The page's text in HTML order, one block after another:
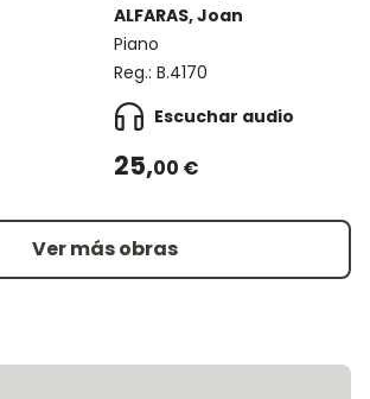
ALFARAS, Joan
Piano
Reg.: B.4170
Escuchar audio
25,00 €
Ver más obras